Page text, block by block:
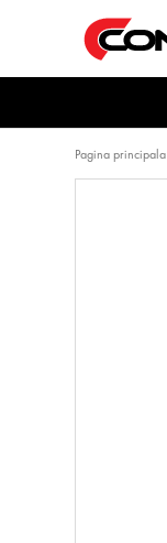
Pagina principala